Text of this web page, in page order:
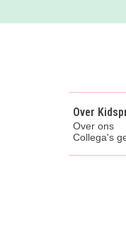
Over
Over ons
Collega's